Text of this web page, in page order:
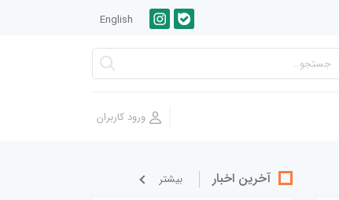
English
آخرین اخبار بيشتر